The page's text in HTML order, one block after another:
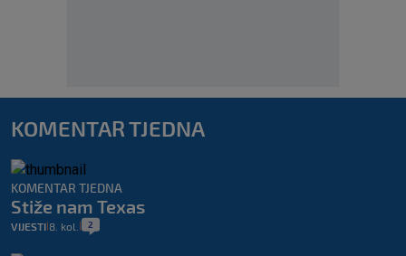
KOMENTAR TJEDNA
KOMENTAR TJEDNA
Stiže nam Texas
VIJESTI 8. kol. 2